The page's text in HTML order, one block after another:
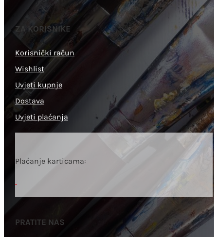
ZA KORISNIKE
Korisnički račun
Wishlist
Uvjeti kupnje
Dostava
Uvjeti plaćanja
Plaćanje karticama:
PRATITE NAS